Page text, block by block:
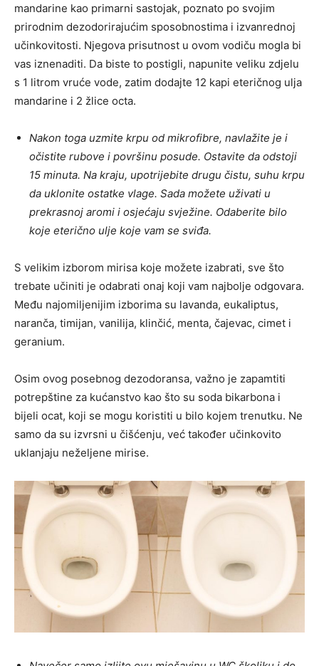
mandarine kao primarni sastojak, poznato po svojim
prirodnim dezodorirajućim sposobnostima i izvanrednoj
učinkovitosti. Njegova prisutnost u ovom vodiču mogla bi
vas iznenaditi. Da biste to postigli, napunite veliku zdjelu
s 1 litrom vruće vode, zatim dodajte 12 kapi eteričnog ulja
mandarine i 2 žlice octa.
Nakon toga uzmite krpu od mikrofibre, navlažite je i
očistite rubove i površinu posude. Ostavite da odstoji
15 minuta. Na kraju, upotrijebite drugu čistu, suhu krpu
da uklonite ostatke vlage. Sada možete uživati ​​u
prekrasnoj aromi i osjećaju svježine. Odaberite bilo
koje eterično ulje koje vam se sviđa.
S velikim izborom mirisa koje možete izabrati, sve što
trebate učiniti je odabrati onaj koji vam najbolje odgovara.
Među najomiljenijim izborima su lavanda, eukaliptus,
naranča, timijan, vanilija, klinčić, menta, čajevac, cimet i
geranium.
Osim ovog posebnog dezodoransa, važno je zapamtiti
potrepštine za kućanstvo kao što su soda bikarbona i
bijeli ocat, koji se mogu koristiti u bilo kojem trenutku. Ne
samo da su izvrsni u čišćenju, već također učinkovito
uklanjaju neželjene mirise.